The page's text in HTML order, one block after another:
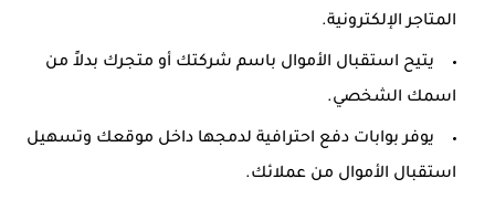
المتاجر الإلكترونية.
يتيح استقبال الأموال باسم شركتك أو متجرك بدلاً من
اسمك الشخصي.
يوفر بوابات دفع احترافية لدمجها داخل موقعك وتسهيل
استقبال الأموال من عملائك.